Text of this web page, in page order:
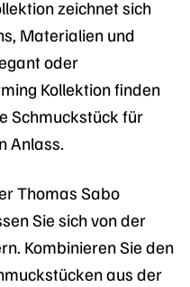
zeichnet sich
Materialien und
oder
Kollektion finden
Schmuckstück für
Anlass.
Thomas Sabo
Sie sich von der
Kombinieren Sie den
aus der